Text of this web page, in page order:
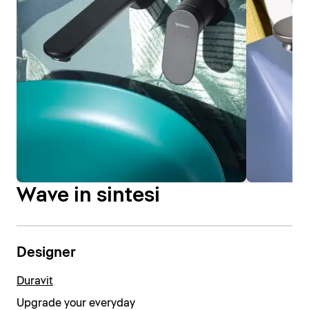
Wave in sintesi
Designer
Duravit
Upgrade your everyday